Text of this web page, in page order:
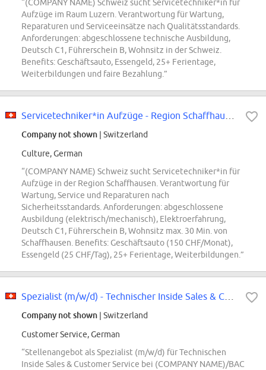
“(COMPANY NAME) Schweiz sucht Servicetechniker*in für
Aufzüge im Raum Luzern. Verantwortung für Wartung,
Reparaturen und Serviceeinsätze nach Qualitätsstandards.
Anforderungen: abgeschlossene technische Ausbildung,
Deutsch C1, Führerschein B, Wohnsitz in der Schweiz.
Benefits: Geschäftsauto, Essengeld, 25+ Ferientage,
Weiterbildungen und faire Bezahlung.”
Company not shown | Switzerland
Culture, German
“(COMPANY NAME) Schweiz sucht Servicetechniker*in für
Aufzüge in der Region Schaffhausen. Verantwortung für
Wartung, Service und Reparaturen nach
Sicherheitsstandards. Anforderungen: abgeschlossene
Ausbildung (elektrisch/mechanisch), Elektroerfahrung,
Deutsch C1, Führerschein B, Wohnsitz max. 30 Min. von
Schaffhausen. Benefits: Geschäftsauto (150 CHF/Monat),
Essengeld (25 CHF/Tag), 25+ Ferientage, Weiterbildungen.”
Company not shown | Switzerland
Customer Service, German
“Stellenangebot als Spezialist (m/w/d) für Technischen
Inside Sales & Customer Service bei (COMPANY NAME)/BAC